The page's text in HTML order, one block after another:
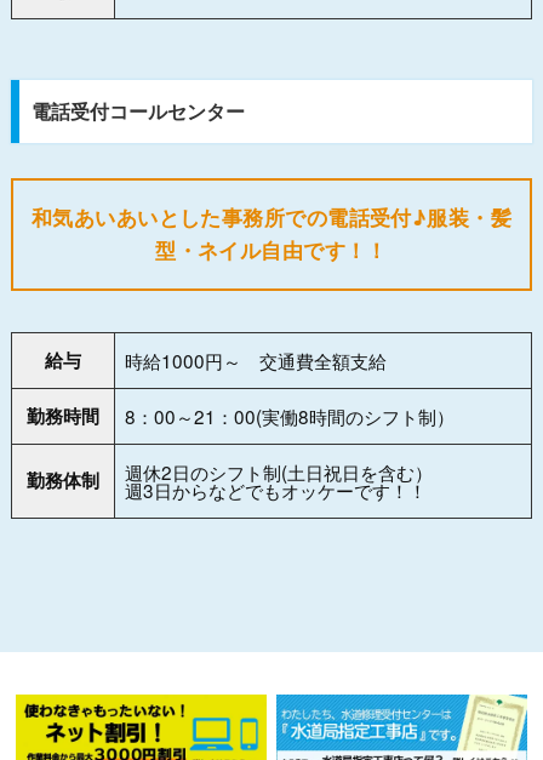
電話受付コールセンター
和気あいあいとした事務所での電話受付♪服装・髪
型・ネイル自由です！！
給与 時給1000円～ 交通費全額支給
勤務時間 8：00～21：00(実働8時間のシフト制）
勤務体制 週休2日のシフト制(土日祝日を含む）
週3日からなどでもオッケーです！！